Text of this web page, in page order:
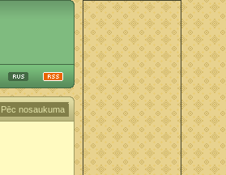
Pēc nosaukuma